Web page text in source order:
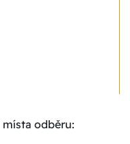
místa odběru: